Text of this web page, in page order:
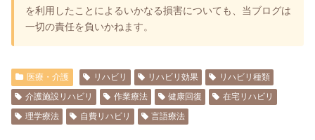
を利用したことによるいかなる損害についても、当ブログは
一切の責任を負いかねます。
医療・介護 リハビリ リハビリ効果
リハビリ種類
介護施設リハビリ
作業療法 健康回復
在宅リハビリ
理学療法
自費リハビリ 言語療法